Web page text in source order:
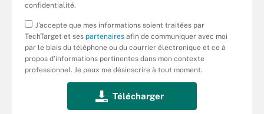
confidentialité.
J'accepte que mes informations soient traitées par
TechTarget et ses partenaires afin de communiquer avec moi
par le biais du téléphone ou du courrier électronique et ce à
propos d’informations pertinentes dans mon contexte
professionnel. Je peux me désinscrire à tout moment.